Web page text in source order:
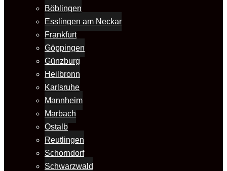
Böblingen
Esslingen am Neckar
Frankfurt
Göppingen
Günzburg
Heilbronn
Karlsruhe
Mannheim
Marbach
Ostalb
Reutlingen
Schorndorf
Schwarzwald